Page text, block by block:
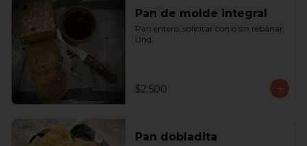
Pan de molde integral
Pan entero, solicitar con o sin rebanar.
Und.
$2.500
Pan dobladita